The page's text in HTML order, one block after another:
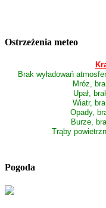
Ostrzeżenia meteo
Brak wyładowań
Mróz,
Upał,
Wiatr,
Opady,
Burze,
Trąby
Pogoda